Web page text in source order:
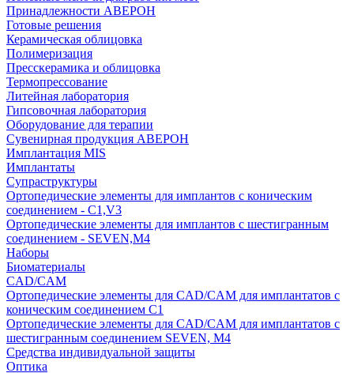
Принадлежности АВЕРОН
Готовые решения
Керамическая облицовка
Полимеризация
Пресскерамика и облицовка
Термопрессование
Литейная лаборатория
Гипсовочная лаборатория
Оборудование для терапии
Сувенирная продукция АВЕРОН
Имплантация MIS
Имплантаты
Супраструктуры
Ортопедические элементы для имплантов с коническим
соединением - C1,V3
Ортопедические элементы для имплантов с шестигранным
соединением - SEVEN,M4
Наборы
Биоматериалы
CAD/CAM
Ортопедические элементы для CAD/CAM для имплантатов с
коническим соединением С1
Ортопедические элементы для CAD/CAM для имплантатов с
шестигранным соединением SEVEN, М4
Средства индивидуальной защиты
Оптика